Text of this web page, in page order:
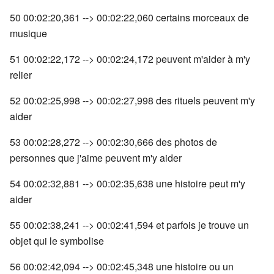
50 00:02:20,361 --> 00:02:22,060 certains morceaux de
musique
51 00:02:22,172 --> 00:02:24,172 peuvent m'aider à m'y
relier
52 00:02:25,998 --> 00:02:27,998 des rituels peuvent m'y
aider
53 00:02:28,272 --> 00:02:30,666 des photos de
personnes que j'aime peuvent m'y aider
54 00:02:32,881 --> 00:02:35,638 une histoire peut m'y
aider
55 00:02:38,241 --> 00:02:41,594 et parfois je trouve un
objet qui le symbolise
56 00:02:42,094 --> 00:02:45,348 une histoire ou un